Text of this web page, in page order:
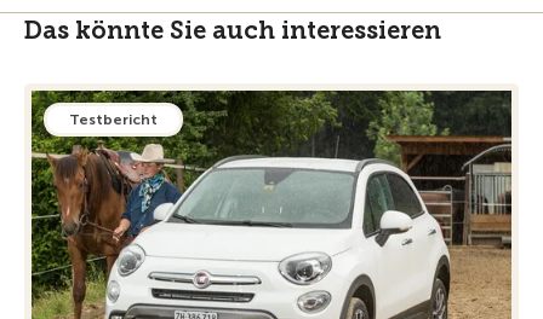
Das könnte Sie auch interessieren
Testbericht